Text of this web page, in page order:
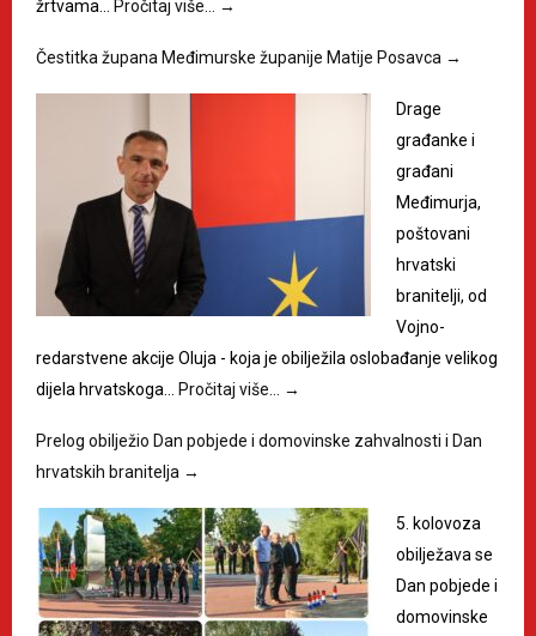
žrtvama…
Pročitaj više… →
Čestitka župana Međimurske županije Matije Posavca →
Drage
građanke i
građani
Međimurja,
poštovani
hrvatski
branitelji, od
Vojno-
redarstvene akcije Oluja - koja je obilježila oslobađanje velikog
dijela hrvatskoga…
Pročitaj više… →
Prelog obilježio Dan pobjede i domovinske zahvalnosti i Dan
hrvatskih branitelja →
5. kolovoza
obilježava se
Dan pobjede i
domovinske